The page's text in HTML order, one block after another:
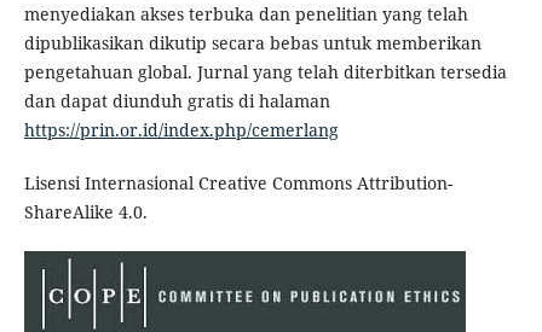
menyediakan akses terbuka dan penelitian yang telah
dipublikasikan dikutip secara bebas untuk memberikan
pengetahuan global. Jurnal yang telah diterbitkan tersedia
dan dapat diunduh gratis di halaman
https://prin.or.id/index.php/cemerlang
Lisensi Internasional Creative Commons Attribution-
ShareAlike 4.0.